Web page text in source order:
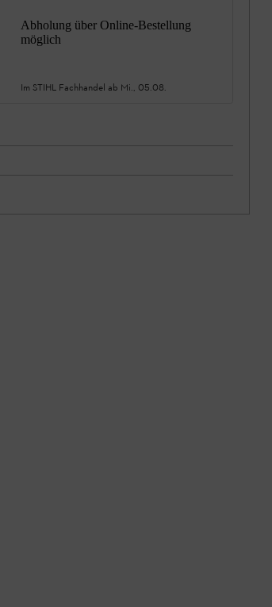
Abholung über Online-Bestellung
möglich
Im STIHL Fachhandel ab Mi., 05.08.